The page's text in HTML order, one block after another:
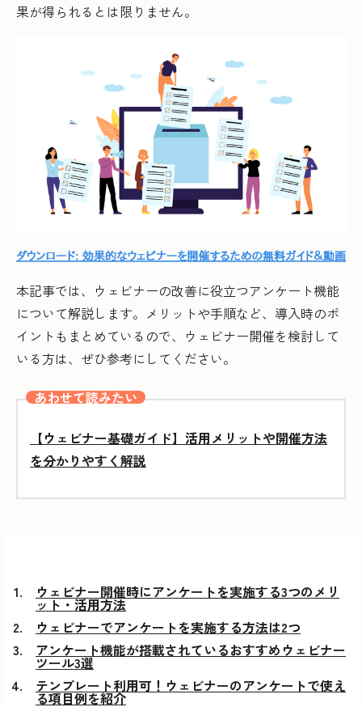
果が得られるとは限りません。
本記事では、ウェビナーの改善に役立つアンケート機能
について解説します。メリットや手順など、導入時のポ
イントもまとめているので、ウェビナー開催を検討して
いる方は、ぜひ参考にしてください。
あわせて読みたい
【ウェビナー基礎ガイド】活用メリットや開催方法
を分かりやすく解説
ウェビナー開催時にアンケートを実施する3つのメリ
ット・活用方法
ウェビナーでアンケートを実施する方法は2つ
アンケート機能が搭載されているおすすめウェビナー
ツール3選
テンプレート利用可！ウェビナーのアンケートで使え
る項目例を紹介